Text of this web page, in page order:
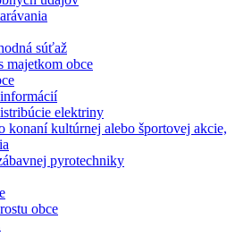
súťaž
majetkom obce
elektriny
konaní kultúrnej alebo športovej akcie,
pyrotechniky
obce